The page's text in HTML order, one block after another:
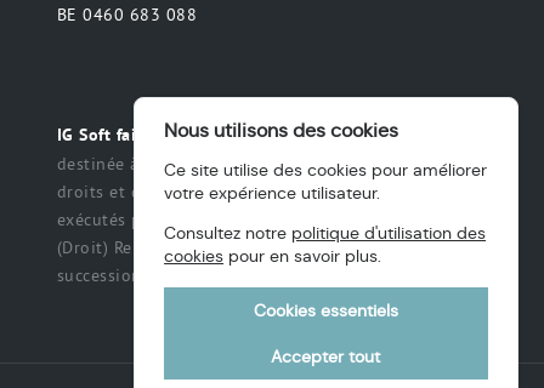
BE 0460 683 088
IG Soft fait partie du groupe MAS. Toute déclaration
destinée à préciser ou de délimiter le champ des
droits et des obligations qui peuvent être exercés et
exécutés par les parties dans une relation légale.
(Droit) Renonciation à un titre, des intérêts, une
succession ou une fiducie, etc.
Nous utilisons des cookies
Ce site utilise des cookies pour améliorer
votre expérience utilisateur.
Consultez notre politique d'utilisation des
cookies pour en savoir plus.
Cookies essentiels
Accepter tout